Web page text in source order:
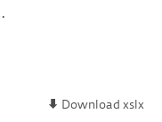
Download xslx